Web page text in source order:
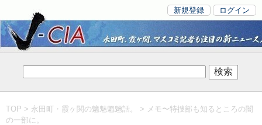
新規登録 ログイン
TOP > 永田町・霞ヶ関の魑魅魍魎話。
> メモ〜特捜部も知るところの闇
の一部に。